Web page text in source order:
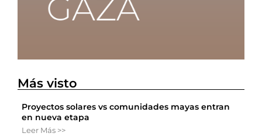
Más visto
Proyectos solares vs comunidades mayas entran
en nueva etapa
Leer Más >>